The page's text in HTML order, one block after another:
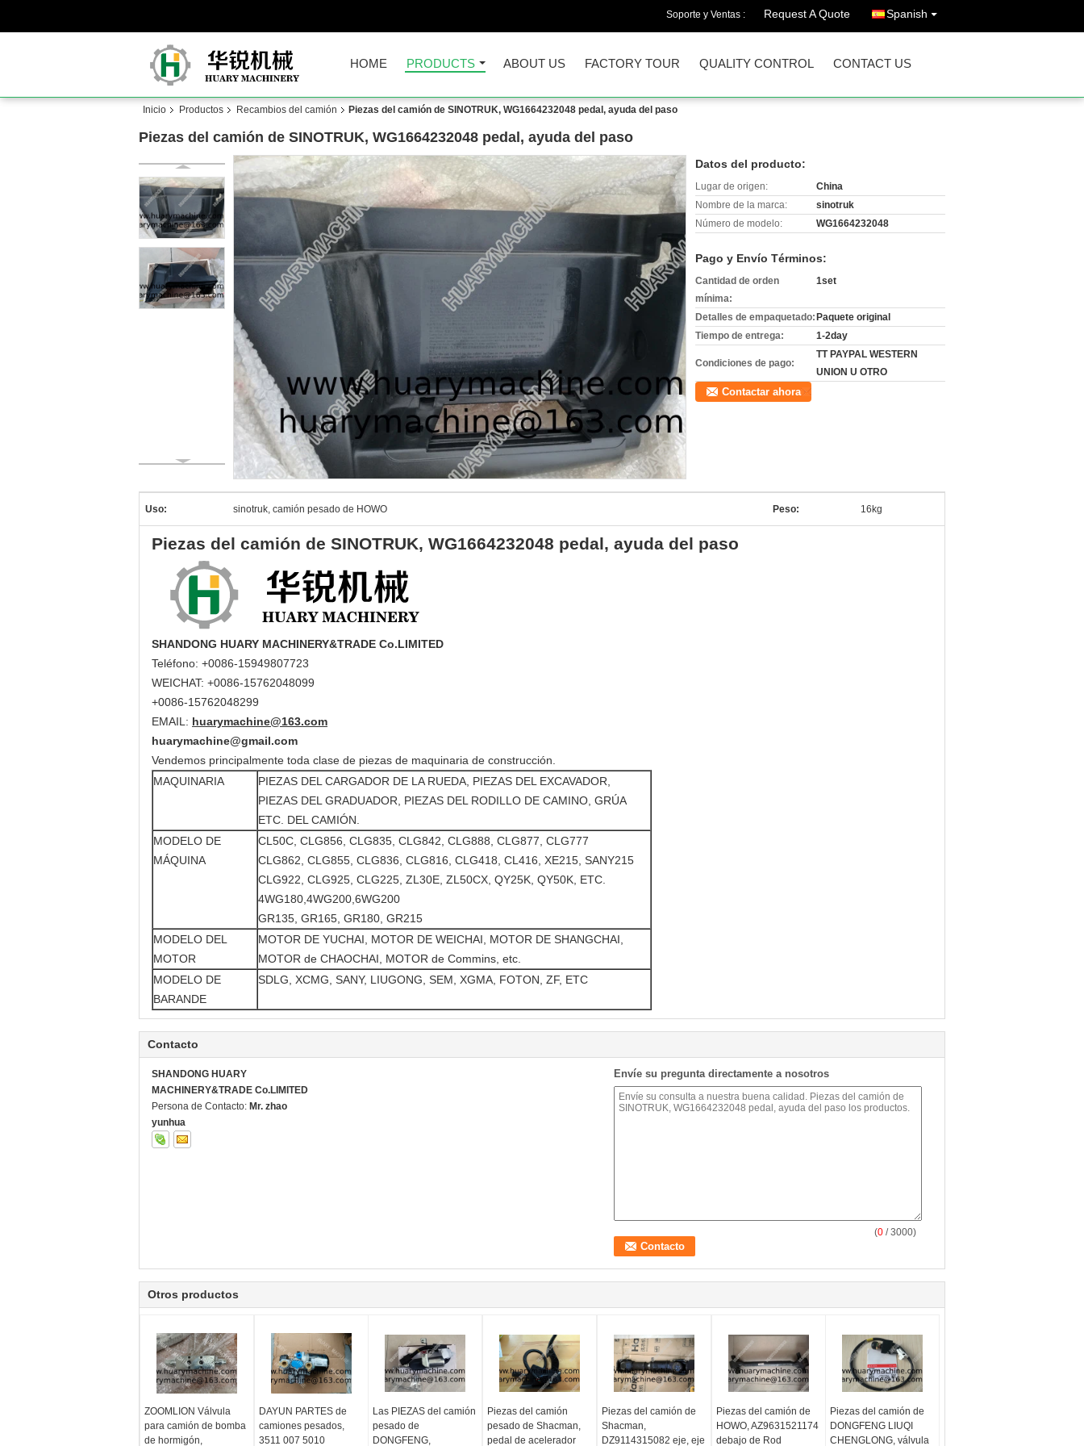
Soporte y Ventas : Request A Quote Spanish
HOME PRODUCTS ABOUT US FACTORY TOUR QUALITY CONTROL CONTACT US
Inicio Productos Recambios del camión Piezas del camión de SINOTRUK, WG1664232048 pedal, ayuda del paso
Piezas del camión de SINOTRUK, WG1664232048 pedal, ayuda del paso
Datos del producto:
Lugar de origen:
China
Nombre de la marca:
sinotruk
Número de modelo:
WG1664232048
Pago y Envío Términos:
Cantidad de orden
mínima:
1set
Detalles de empaquetado: Paquete original
Tiempo de entrega:
1-2day
Condiciones de pago:
TT PAYPAL WESTERN
UNION U OTRO
Contactar ahora
Uso: sinotruk, camión pesado de HOWO Peso: 16kg
Piezas del camión de SINOTRUK, WG1664232048 pedal, ayuda del paso
SHANDONG HUARY MACHINERY&TRADE Co.LIMITED
Teléfono: +0086-15949807723
WEICHAT: +0086-15762048099
+0086-15762048299
EMAIL: huarymachine@163.com
huarymachine@gmail.com
Vendemos principalmente toda clase de piezas de maquinaria de construcción.
MAQUINARIA
PIEZAS DEL CARGADOR DE LA RUEDA, PIEZAS DEL EXCAVADOR,
PIEZAS DEL GRADUADOR, PIEZAS DEL RODILLO DE CAMINO, GRÚA
ETC. DEL CAMIÓN.
MODELO DE
MÁQUINA
CL50C, CLG856, CLG835, CLG842, CLG888, CLG877, CLG777
CLG862, CLG855, CLG836, CLG816, CLG418, CL416, XE215, SANY215
CLG922, CLG925, CLG225, ZL30E, ZL50CX, QY25K, QY50K, ETC.
4WG180,4WG200,6WG200
GR135, GR165, GR180, GR215
MODELO DEL
MOTOR
MOTOR DE YUCHAI, MOTOR DE WEICHAI, MOTOR DE SHANGCHAI,
MOTOR de CHAOCHAI, MOTOR de Commins, etc.
MODELO DE
BARANDE
SDLG, XCMG, SANY, LIUGONG, SEM, XGMA, FOTON, ZF, ETC
Contacto
SHANDONG HUARY
MACHINERY&TRADE Co.LIMITED
Persona de Contacto: Mr. zhao
yunhua
Envíe su pregunta directamente a nosotros
(0 / 3000)
Otros productos
ZOOMLION Válvula
para camión de bomba
de hormigón,
DAYUN PARTES de
camiones pesados,
3511 007 5010
Las PIEZAS del camión
pesado de
DONGFENG,
Piezas del camión
pesado de Shacman,
pedal de acelerador
Piezas del camión de
Shacman,
DZ9114315082 eje, eje
Piezas del camión de
HOWO, AZ9631521174
debajo de Rod
Piezas del camión de
DONGFENG LIUQI
CHENGLONG, válvula